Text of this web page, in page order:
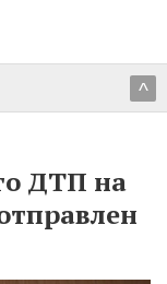
^
ДТП на